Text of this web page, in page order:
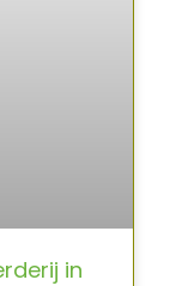
in